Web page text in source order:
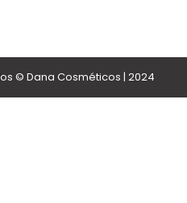
© Dana Cosméticos | 2024